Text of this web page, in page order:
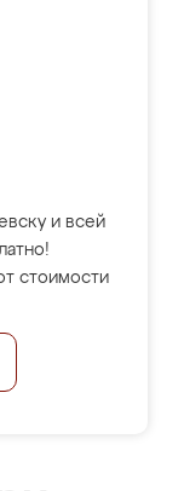
и всей
стоимости